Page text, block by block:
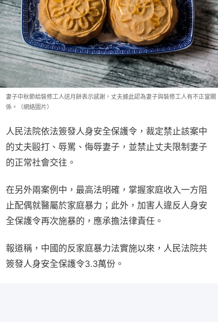
妻子中秋節給裝修工人送月餅表示感謝，丈夫據此認為妻子與裝修工人有不正當關
係。（網絡圖片）
人民法院依法簽發人身安全保護令，裁定禁止該案中
的丈夫毆打、辱罵、侮辱妻子，並禁止丈夫限制妻子
的正常社會交往。
在另外兩案例中，最高法明確，掌握家庭收入一方阻
止配偶就醫屬於家庭暴力；此外，加害人違反人身安
全保護令再次施暴的，應承擔法律責任。
報道稱，中國的反家庭暴力法實施以來，人民法院共
簽發人身安全保護令3.3萬份。